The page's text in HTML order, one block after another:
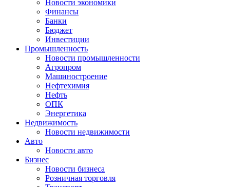
Новости экономики
Финансы
Банки
Бюджет
Инвестиции
Промышленность
Новости промышленности
Агропром
Машиностроение
Нефтехимия
Нефть
ОПК
Энергетика
Недвижимость
Новости недвижимости
Авто
Новости авто
Бизнес
Новости бизнеса
Розничная торговля